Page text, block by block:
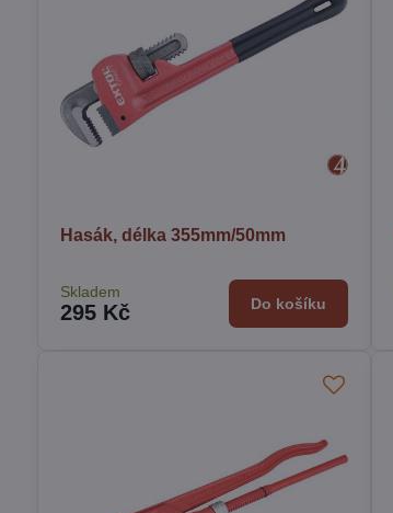
Hasák, délka 355mm/50mm
Skladem
295 Kč Do košíku